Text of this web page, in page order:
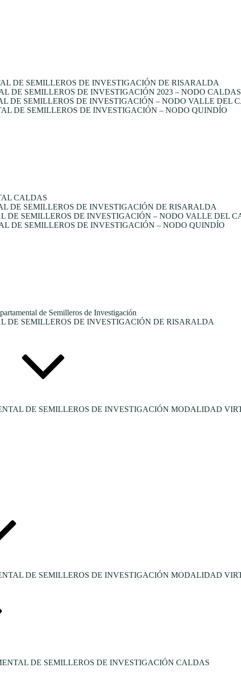
DE SEMILLEROS DE INVESTIGACIÓN DE RISARALDA
DE SEMILLEROS DE INVESTIGACIÓN 2023 – NODO CALDAS
DE SEMILLEROS DE INVESTIGACIÓN – NODO VALLE DEL
DE SEMILLEROS DE INVESTIGACIÓN – NODO QUINDÍO
CALDAS
DE SEMILLEROS DE INVESTIGACIÓN DE RISARALDA
DE SEMILLEROS DE INVESTIGACIÓN – NODO VALLE DEL
DE SEMILLEROS DE INVESTIGACIÓN – NODO QUINDÍO
de Semilleros de Investigación
DE SEMILLEROS DE INVESTIGACIÓN DE RISARALDA
DE SEMILLEROS DE INVESTIGACIÓN MODALIDAD
DE SEMILLEROS DE INVESTIGACIÓN MODALIDAD
DE SEMILLEROS DE INVESTIGACIÓN CALDAS